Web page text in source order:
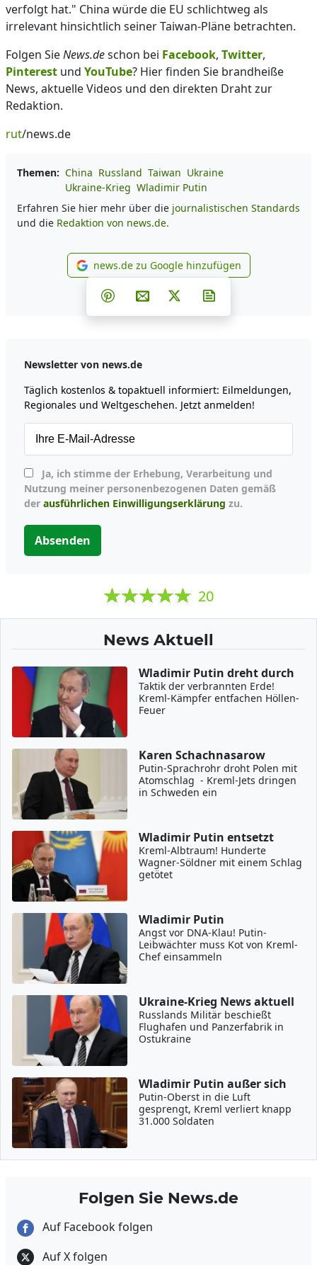
verfolgt hat." China würde die EU schlichtweg als
irrelevant hinsichtlich seiner Taiwan-Pläne betrachten.
Folgen SieNews.deschon bei Facebook, Twitter,
Pinterest und YouTube? Hier finden Sie brandheiße
News, aktuelle Videos und den direkten Draht zur
Redaktion.
rut/news.de
Themen: China Russland Taiwan Ukraine
Ukraine-Krieg Wladimir Putin
Erfahren Sie hier mehr über die journalistischen Standards
und die Redaktion von news.de.
news.de zu Google
news.de zu Google hinzufügen
Teilen auf Facebook
Teilen auf Whatsapp
Teilen auf Telegram
Teilen auf Pinterest
Per E-Mail teilen
Post auf X
Newsletter von news.de
Täglich kostenlos & topaktuell informiert: Eilmeldungen,
Regionales und Weltgeschehen. Jetzt anmelden!
Nutzung meiner personenbezogenen Daten gemäß
der ausführlichen Einwilligungserklärung zu.
Absenden
20
News Aktuell
Wladimir Putin dreht durch
Taktik der verbrannten Erde!
Kreml-Kämpfer entfachen Höllen-
Feuer
Karen Schachnasarow
Putin-Sprachrohr droht Polen mit
Atomschlag - Kreml-Jets dringen
in Schweden ein
Wladimir Putin entsetzt
Kreml-Albtraum! Hunderte
Wagner-Söldner mit einem Schlag
getötet
Wladimir Putin
Angst vor DNA-Klau! Putin-
Leibwächter muss Kot von Kreml-
Chef einsammeln
Ukraine-Krieg News aktuell
Russlands Militär beschießt
Flughafen und Panzerfabrik in
Ostukraine
Wladimir Putin außer sich
Putin-Oberst in die Luft
gesprengt, Kreml verliert knapp
31.000 Soldaten
Folgen Sie News.de
Auf Facebook folgen
Auf X folgen